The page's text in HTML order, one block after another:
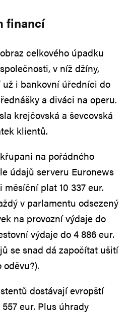
financí
celkového úpadku
v níž džíny,
i bankovní úředníci do
a diváci na operu.
krejčovská a ševcovská
klientů.
na pořádného
údajů serveru Euronews
plat 10 337 eur.
v parlamentu odsezený
na provozní výdaje do
výdaje do 4 886 eur.
se snad dá započítat ušití
dostávají evropští
eur. Plus úhrady